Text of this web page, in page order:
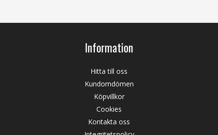
Information
Hitta till oss
Kundomdömen
Köpvillkor
Cookies
Kontakta oss